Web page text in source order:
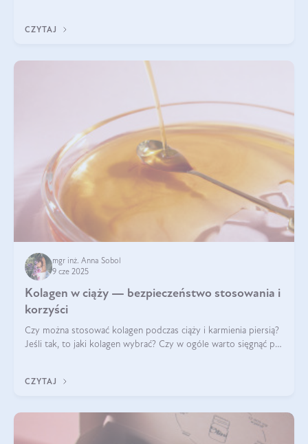
CZYTAJ
mgr inż. Anna Sobol
9 cze 2025
Kolagen w ciąży — bezpieczeństwo stosowania i
korzyści
Czy można stosować kolagen podczas ciąży i karmienia piersią?
Jeśli tak, to jaki kolagen wybrać? Czy w ogóle warto sięgnąć po
CZYTAJ